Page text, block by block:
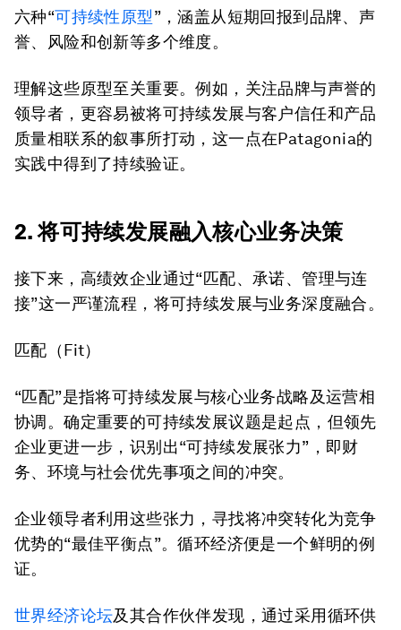
六种“可持续性原型”，涵盖从短期回报到品牌、声
誉、风险和创新等多个维度。
理解这些原型至关重要。例如，关注品牌与声誉的
领导者，更容易被将可持续发展与客户信任和产品
质量相联系的叙事所打动，这一点在Patagonia的
实践中得到了持续验证。
2. 将可持续发展融入核心业务决策
接下来，高绩效企业通过“匹配、承诺、管理与连
接”这一严谨流程，将可持续发展与业务深度融合。
匹配（Fit）
“匹配”是指将可持续发展与核心业务战略及运营相
协调。确定重要的可持续发展议题是起点，但领先
企业更进一步，识别出“可持续发展张力”，即财
务、环境与社会优先事项之间的冲突。
企业领导者利用这些张力，寻找将冲突转化为竞争
优势的“最佳平衡点”。循环经济便是一个鲜明的例
证。
世界经济论坛及其合作伙伴发现，通过采用循环供